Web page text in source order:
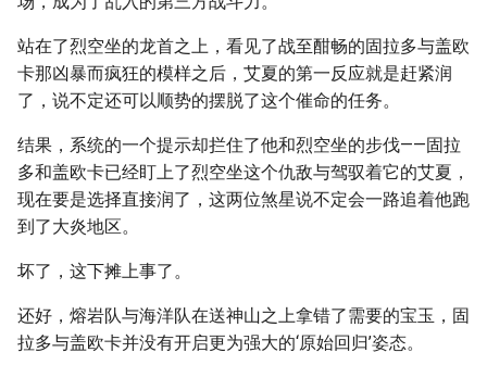
站在了烈空坐的龙首之上，看见了战至酣畅的固拉多与盖欧
卡那凶暴而疯狂的模样之后，艾夏的第一反应就是赶紧润
了，说不定还可以顺势的摆脱了这个催命的任务。
结果，系统的一个提示却拦住了他和烈空坐的步伐——固拉
多和盖欧卡已经盯上了烈空坐这个仇敌与驾驭着它的艾夏，
现在要是选择直接润了，这两位煞星说不定会一路追着他跑
到了大炎地区。
坏了，这下摊上事了。
还好，熔岩队与海洋队在送神山之上拿错了需要的宝玉，固
拉多与盖欧卡并没有开启更为强大的‘原始回归’姿态。